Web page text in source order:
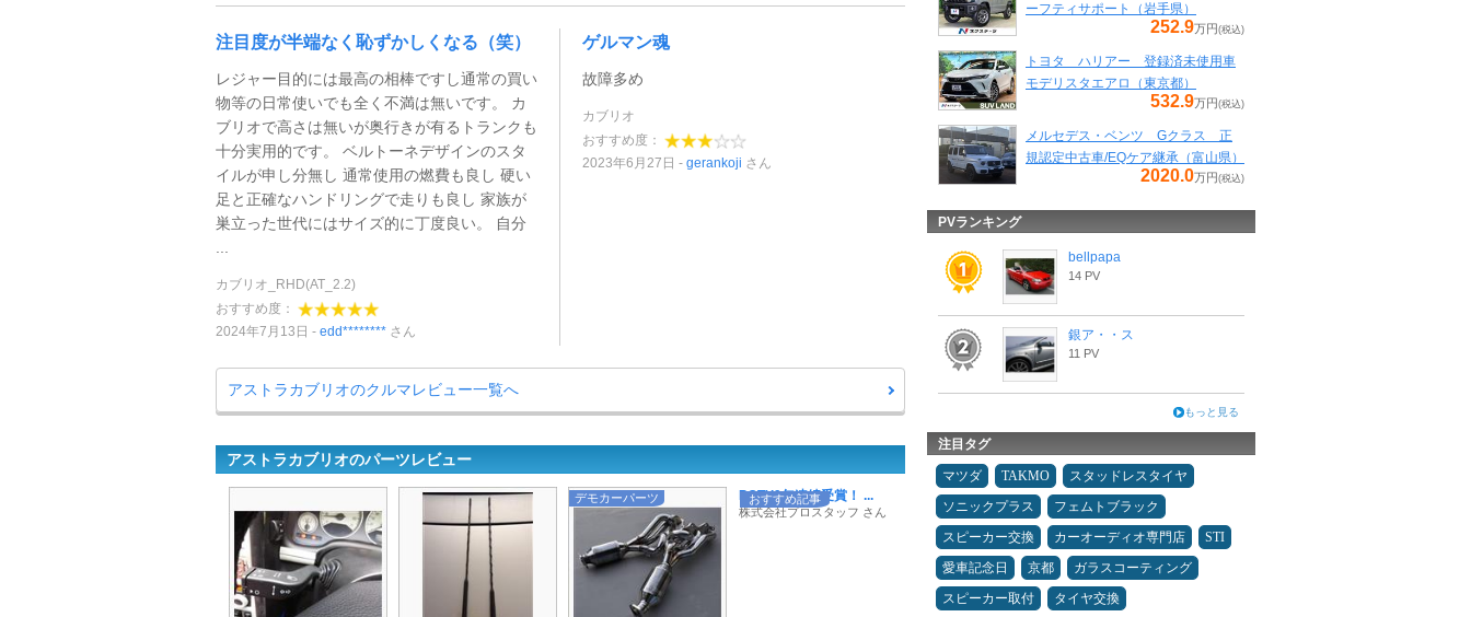
注目度が半端なく恥ずかしくなる（笑）
レジャー目的には最高の相棒ですし通常の買い
物等の日常使いでも全く不満は無いです。 カ
ブリオで高さは無いが奥行きが有るトランクも
十分実用的です。 ベルトーネデザインのスタ
イルが申し分無し 通常使用の燃費も良し 硬い
足と正確なハンドリングで走りも良し 家族が
巣立った世代にはサイズ的に丁度良い。 自分
...
カブリオ_RHD(AT_2.2)
おすすめ度：
2024年7月13日
edd******** さん
ゲルマン魂
故障多め
カブリオ
おすすめ度：
2023年6月27日
gerankoji さん
アストラカブリオのクルマレビュー一覧へ
アストラカブリオのパーツレビュー
デモカーパーツ おすすめ記事
POTY9年連続受賞！ ...
株式会社プロスタッフ さん
ーフティサポート（岩手県）
252.9万円 (税込)
トヨタ ハリアー 登録済未使用車
モデリスタエアロ（東京都）
532.9万円 (税込)
メルセデス・ベンツ Gクラス 正
規認定中古車/EQケア継承（富山県）
2020.0万円 (税込)
PVランキング
bellpapa
14 PV
銀ア・・ス
11 PV
もっと見る
注目タグ
マツダ TAKMO
スタッドレスタイヤ
ソニックプラス
フェムトブラック
スピーカー交換
カーオーディオ専門店
STI
愛車記念日
京都
ガラスコーティング
スピーカー取付
タイヤ交換